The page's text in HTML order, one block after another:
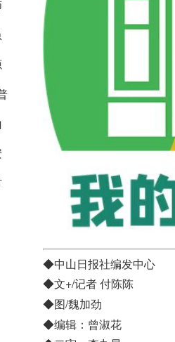
◆中山日报社编发中心
◆文+/记者 付陈陈
◆图/魏加劲
◆编辑：曾淑花